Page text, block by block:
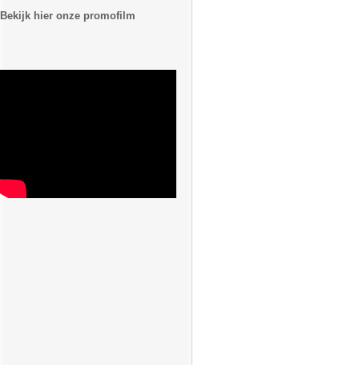
Bekijk hier onze promofilm